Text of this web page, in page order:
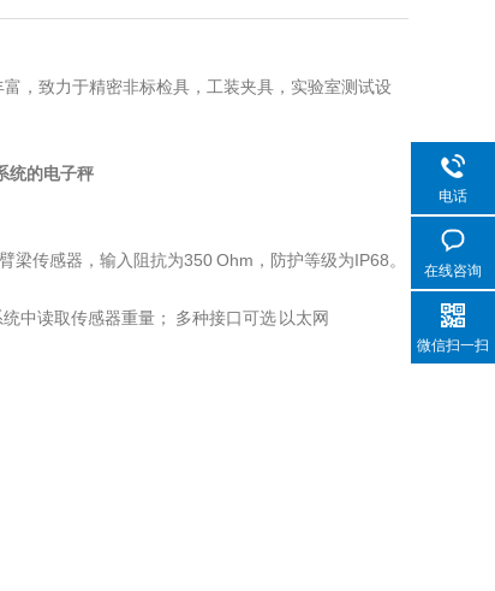
，致力于精密非标检具，工装夹具，实验室测试设
统的电子秤
传感器，输入阻抗为350 Ohm，防护等级为IP68。
中读取传感器重量； 多种接口可选 以太网
电话
在线咨询
微信扫一扫